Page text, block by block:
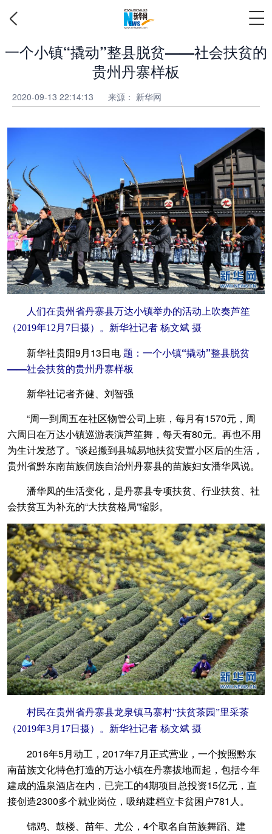
一个小镇“撬动”整县脱贫——社会扶贫的
贵州丹寨样板
2020-09-13 22:14:13 来源： 新华网
人们在贵州省丹寨县万达小镇举办的活动上吹奏芦笙
（2019年12月7日摄）。新华社记者 杨文斌 摄
新华社贵阳9月13日电题：一个小镇“撬动”整县脱贫
——社会扶贫的贵州丹寨样板
新华社记者齐健、刘智强
“周一到周五在社区物管公司上班，每月有1570元，周
六周日在万达小镇巡游表演芦笙舞，每天有80元。再也不用
为生计发愁了。”谈起搬到县城易地扶贫安置小区后的生活，
贵州省黔东南苗族侗族自治州丹寨县的苗族妇女潘华凤说。
潘华凤的生活变化，是丹寨县专项扶贫、行业扶贫、社
会扶贫互为补充的“大扶贫格局”缩影。
村民在贵州省丹寨县龙泉镇马寨村“扶贫茶园”里采茶
（2019年3月17日摄）。新华社记者 杨文斌 摄
2016年5月动工，2017年7月正式营业，一个按照黔东
南苗族文化特色打造的万达小镇在丹寨拔地而起，包括今年
建成的温泉酒店在内，已完工的4期项目总投资15亿元，直
接创造2300多个就业岗位，吸纳建档立卡贫困户781人。
锦鸡、鼓楼、苗年、尤公，4个取名自苗族舞蹈、建